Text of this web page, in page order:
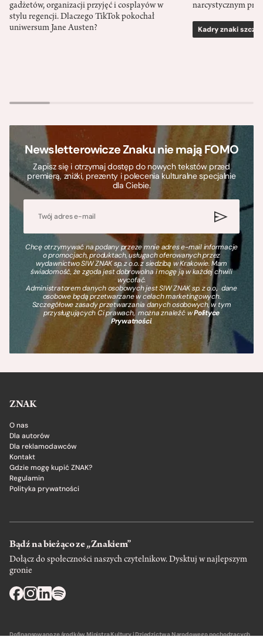
gadżetów, organizacji przyjęć i cosplayów w
stylu regencji. Dlaczego TikTok pokochał
uniwersum Jane Austen?
narcystycznym
Kadry znaki
Newsletterowicze Znaku nie mają FOMO
Zapisz się i otrzymaj dostęp do nowych tekstów przed
premierą, zniżki, prezenty i polecenia kulturalne specjalnie
dla Ciebie.
Chcę otrzymywać na podany przeze mnie adres e-mail informacje
o promocjach, produktach, usługach oferowanych przez
wydawnictwo SIW ZNAK sp. z o.o. z siedzibą w Krakowie. Mam
świadomość, że zgoda jest dobrowolna i mogę ją w każdej chwili
wycofać.
Administratorem danych osobowych jest SIW ZNAK sp. z o.o., dane
osobowe będą przetwarzane w celach marketingowych.
Szczegółowe zasady przetwarzania danych osobowych, w tym
przysługujących Ci prawach, można znaleźć wPolityce
Prywatności.
ZNAK
O nas
Dla autorów
Dla reklamodawców
Kontakt
Gdzie mogę kupić ZNAK?
Regulamin
Polityka prywatności
Bądź na bieżąco ze „Znakiem”
Dołącz do społeczności naszych czytelnikow. Dysktuj w najlepszym
gronie
Dofinansowano ze środków Ministra Kultury i Dziedzictwa Narodowego pochodzących